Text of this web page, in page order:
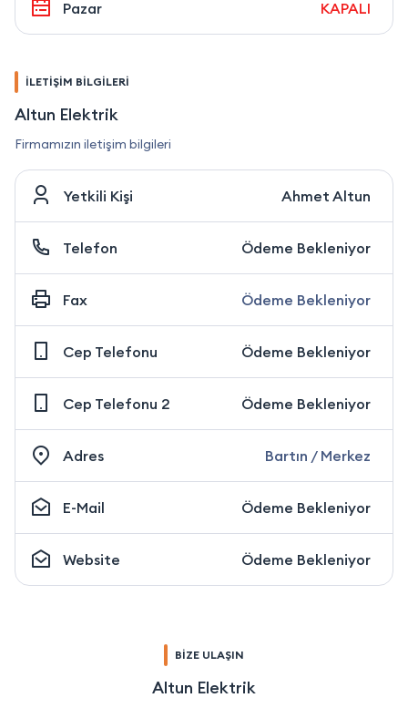
Pazar KAPALI
İLETİŞİM BİLGİLERİ
Altun Elektrik
Firmamızın iletişim bilgileri
Yetkili Kişi Ahmet Altun
Telefon Ödeme Bekleniyor
Fax Ödeme Bekleniyor
Cep Telefonu Ödeme Bekleniyor
Cep Telefonu 2 Ödeme Bekleniyor
Adres Bartın / Merkez
E-Mail Ödeme Bekleniyor
Website Ödeme Bekleniyor
BİZE ULAŞIN
Altun Elektrik